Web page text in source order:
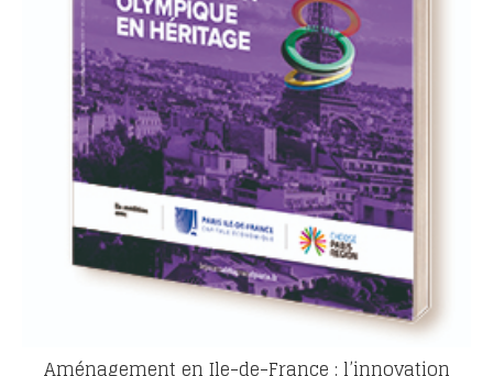
Aménagement en Ile-de-France : l’innovation